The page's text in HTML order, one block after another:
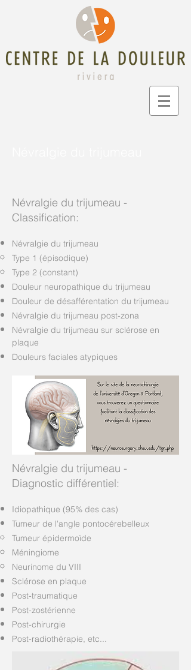
Névralgie du trijumeau -
Classification:
Névralgie du trijumeau
Type 1 (épisodique)
Type 2 (constant)
Douleur neuropathique du trijumeau
Douleur de désafférentation du trijumeau
Névralgie du trijumeau post-zona
Névralgie du trijumeau sur sclérose en
plaque
Douleurs faciales atypiques
Névralgie du trijumeau -
Diagnostic différentiel:
Idiopathique (95% des cas)
Tumeur de l'angle pontocérebelleux
Tumeur épidermoïde
Méningiome
Neurinome du VIII
Sclérose en plaque
Post-traumatique
Post-zostérienne
Post-chirurgie
Post-radiothérapie, etc...